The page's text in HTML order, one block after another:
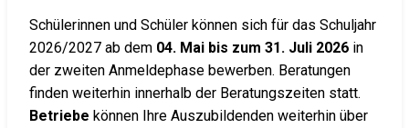
Schülerinnen und Schüler können sich für das Schuljahr
2026/2027 ab dem 04. Mai bis zum 31. Juli 2026 in
der zweiten Anmeldephase bewerben. Beratungen
finden weiterhin innerhalb der Beratungszeiten statt.
Betriebe können Ihre Auszubildenden weiterhin über